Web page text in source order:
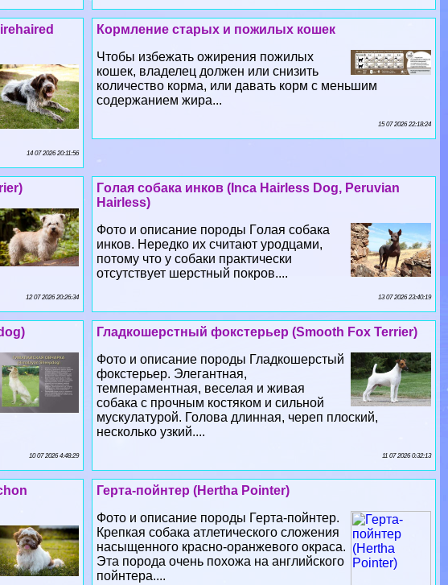
Кормление старых и пожилых кошек
Чтобы избежать ожирения пожилых
кошек, владелец должен или снизить
количество корма, или давать корм с меньшим
содержанием жира...
15 07 2026 22:18:24
14 07 2026 20:11:56
Гoлая собака инков (Inca Hairless Dog, Peruvian
Hairless)
Фото и описание породы Гoлая собака
инков. Нередко их считают уpoдцами,
потому что у собаки пpaктически
отсутствует шерстный покров....
13 07 2026 23:40:19
12 07 2026 20:26:34
Гладкошерстный фокстерьер (Smooth Fox Terrier)
Фото и описание породы Гладкошерстый
фокстерьер. Элегантная,
темпераментная, веселая и живая
собака с прочным костяком и сильной
мускулатурой. Голова длинная, череп плоский,
несколько узкий....
11 07 2026 0:32:13
10 07 2026 4:48:29
Герта-пойнтер (Hertha Pointer)
Фото и описание породы Герта-пойнтер.
Крепкая собака атлетического сложения
насыщенного красно-оранжевого окраса.
Эта порода очень похожа на английского
пойнтера....